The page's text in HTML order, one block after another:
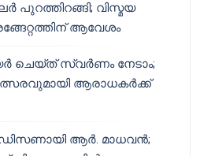
പുറത്തിറങ്ങി; വിസ്മയ
ആവേശം
ചെയ്‌ത് സ്വർണം നേടാം;
മത്സരവുമായി ആരാധകർക്ക്
ആർ. മാധവൻ;